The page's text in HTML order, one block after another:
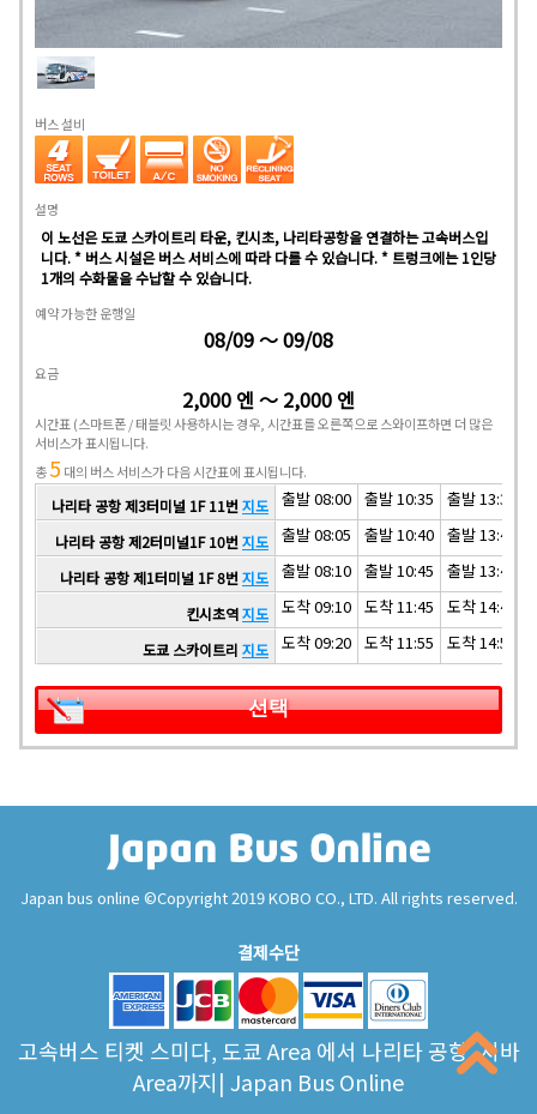
버스 설비
설명
이 노선은 도쿄 스카이트리 타운, 킨시초, 나리타공항을 연결하는 고속버스입
니다. * 버스 시설은 버스 서비스에 따라 다를 수 있습니다. * 트렁크에는 1인당
1개의 수화물을 수납할 수 있습니다.
예약 가능한 운행일
08/09 ～ 09/08
요금
2,000 엔 ～ 2,000 엔
시간표 (스마트폰 / 태블릿 사용하시는 경우, 시간표를 오른쪽으로 스와이프하면 더 많은
서비스가 표시됩니다.
총5 대의 버스 서비스가 다음 시간표에 표시됩니다.
나리타 공항 제3터미널 1F 11번 지도 출발 08:00 출발 10:35 출발 13:35
나리타 공항 제2터미널1F 10번 지도 출발 08:05 출발 10:40 출발 13:40
나리타 공항 제1터미널 1F 8번 지도 출발 08:10 출발 10:45 출발 13:45
킨시초역지도 도착 09:10 도착 11:45 도착 14:45
도쿄 스카이트리 지도 도착 09:20 도착 11:55 도착 14:55
선택
Japan bus online ©Copyright 2019 KOBO CO., LTD. All rights reserved.
결제수단
고속버스 티켓 스미다, 도쿄 Area 에서 나리타 공항, 지바
Area까지| Japan Bus Online